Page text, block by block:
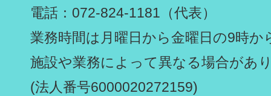
電話：072-824-1181（代表）
業務時間は月曜日から金曜日の9時か
施設や業務によって異なる場合があ
(法人番号6000020272159)